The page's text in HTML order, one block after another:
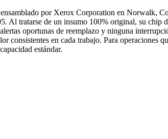
por Xerox Corporation en Norwalk,
Al tratarse de un insumo 100% original, su chip
oportunas de reemplazo y ninguna
consistentes en cada trabajo. Para operaciones
estándar.